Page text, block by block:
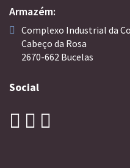
Armazém:
Complexo Industrial da
Cabeço da Rosa
2670-662 Bucelas
Social